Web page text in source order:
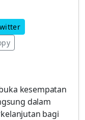
kesempatan
dalam
bagi